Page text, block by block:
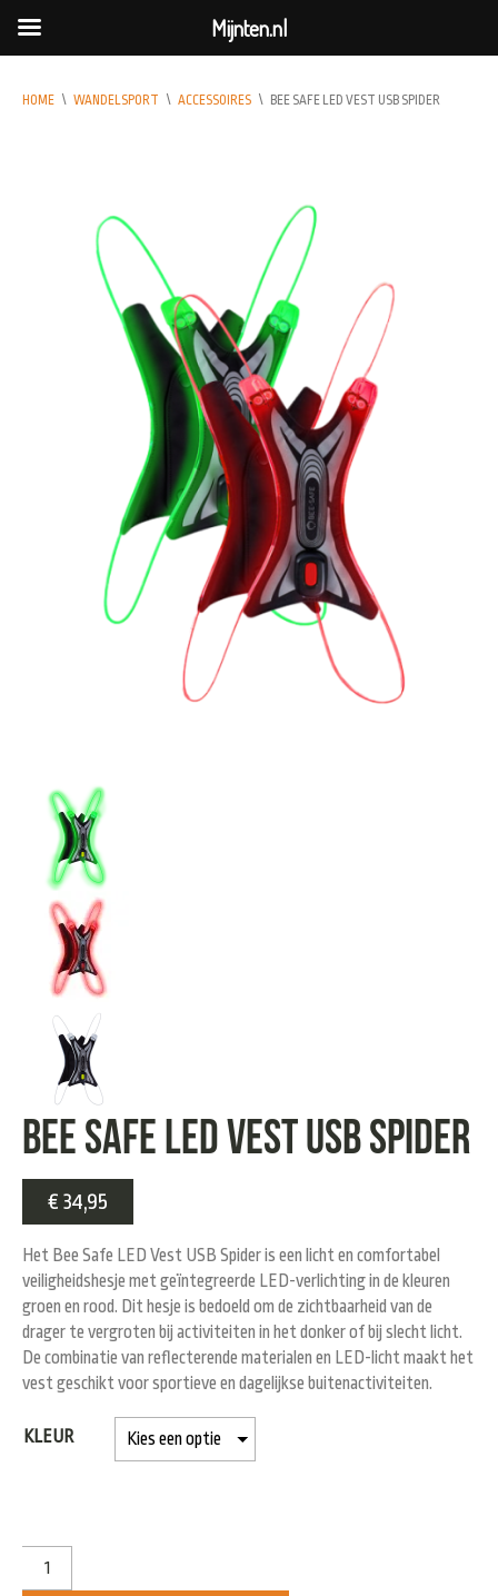
HOME \ WANDELSPORT \ ACCESSOIRES \ BEE SAFE LED VEST USB SPIDER
Bee Safe LED Vest USB Spider
€ 34,95
Het Bee Safe LED Vest USB Spideris een licht en comfortabel
veiligheidshesje met geïntegreerde LED-verlichting in de kleuren
groen en rood. Dit hesje is bedoeld om de zichtbaarheid van de
drager te vergroten bij activiteiten in het donker of bij slecht licht.
De combinatie van reflecterende materialen en LED-licht maakt het
vest geschikt voor sportieve en dagelijkse buitenactiviteiten.
KLEUR
Mijnten.nl